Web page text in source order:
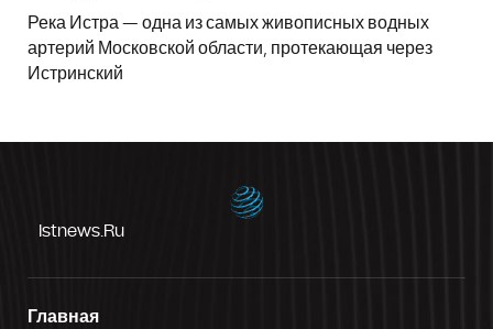
Река Истра — одна из самых живописных водных
артерий Московской области, протекающая через
Истринский
Istnews.ru
Главная